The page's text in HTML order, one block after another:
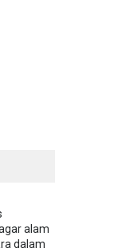
Gelar
alam
dalam